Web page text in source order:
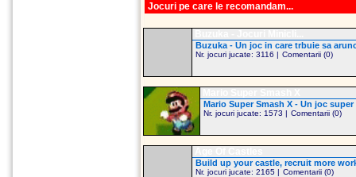
Jocuri pe care le recomandam...
Buzuka - Un joc in care trbuie sa
Nr. jocuri jucate: 3116 | Comentarii (0)
Mario Super Smash X - Un joc
Nr. jocuri jucate: 1573 | Comentarii (0)
Build up your castle, recruit more
Nr. jocuri jucate: 2165 | Comentarii (0)